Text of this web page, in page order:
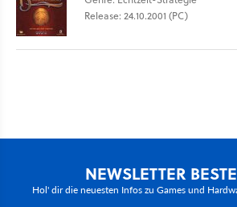
Release: 24.10.2001 (PC)
NEWSLETTER
Hol' dir die neuesten Infos zu Games und